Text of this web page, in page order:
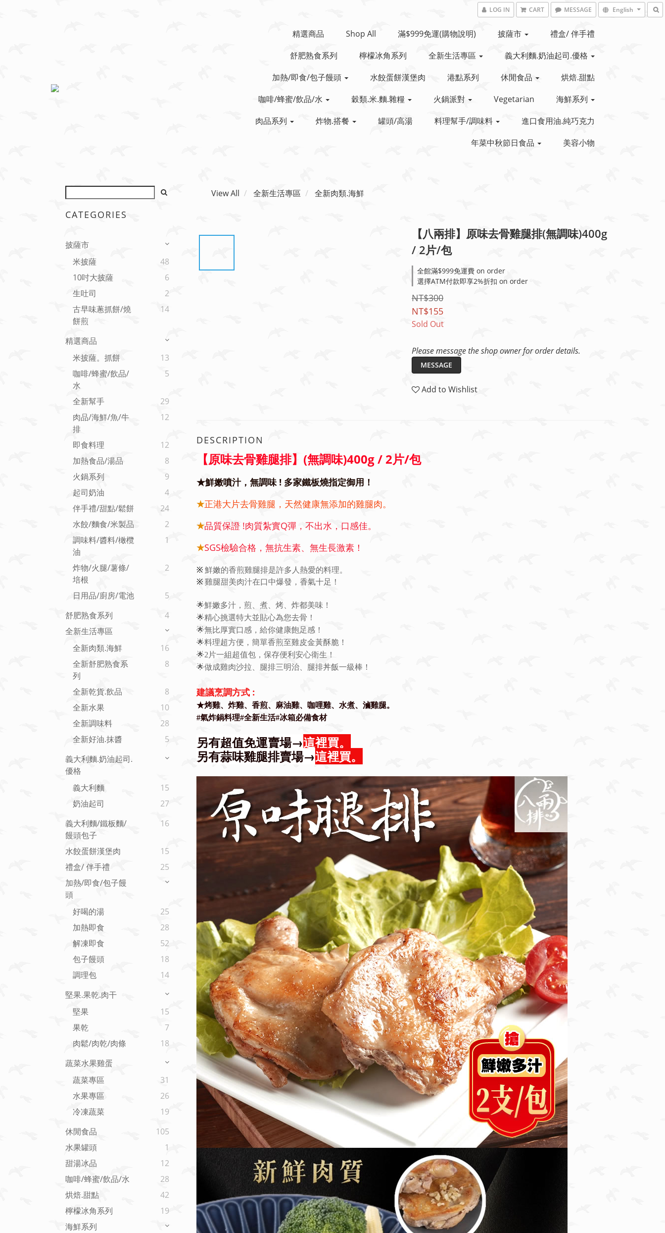
LOG IN CART MESSAGE English
精選商品 Shop All 滿$999免運(購物說明) 披薩市
禮盒/ 伴手禮
舒肥熟食系列
檸檬冰角系列 全新生活專區
義大利麵.奶油起司.優格
加熱/即食/包子饅頭
水餃蛋餅漢堡肉 港點系列 休閒食品
烘焙.甜點
咖啡/蜂蜜/飲品/水
穀類.米.麵.雜糧 火鍋派對 Vegetarian
海鮮系列
肉品系列
炸物.搭餐 罐頭/高湯 料理幫手/調味料
進口食用油.純巧克力
年菜中秋節日食品
美容小物
CATEGORIES
披薩市
米披薩
48
10吋大披薩
6
生吐司
2
古早味蔥抓餅/燒
餅煎
14
精選商品
米披薩。抓餅
13
咖啡/蜂蜜/飲品/
水
5
全新幫手
29
肉品/海鮮/魚/牛
排
12
即食料理
12
加熱食品/湯品
8
火鍋系列
9
起司奶油
4
伴手禮/甜點/鬆餅
24
水餃/麵食/米製品
2
調味料/醬料/橄欖
油
1
炸物/火腿/薯條/
培根
2
日用品/廚房/電池
5
舒肥熟食系列
4
全新生活專區
全新肉類.海鮮
16
全新舒肥熟食系
列
8
全新乾貨.飲品
8
全新水果
10
全新調味料
28
全新好油.抹醬
5
義大利麵.奶油起司.
優格
義大利麵
15
奶油起司
27
義大利麵/鐵板麵/
饅頭包子
16
水餃蛋餅漢堡肉
15
禮盒/ 伴手禮
25
加熱/即食/包子饅
頭
好喝的湯
25
加熱即食
28
解凍即食
52
包子饅頭
18
調理包
14
堅果.果乾.肉干
堅果
15
果乾
7
肉鬆/肉乾/肉條
18
蔬菜水果雞蛋
蔬菜專區
31
水果專區
26
冷凍蔬菜
19
休閒食品
105
水果罐頭
1
甜湯冰品
12
咖啡/蜂蜜/飲品/水
28
烘焙.甜點
42
檸檬冰角系列
19
海鮮系列
View All 全新生活專區 全新肉類.海鮮
【八兩排】原味去骨雞腿排(無調味)400g
/ 2片/包
全館滿$999免運費 on order
選擇ATM付款即享2%折扣 on order
NT$300
NT$155
Sold Out
Please message the shop owner for order details.
MESSAGE
Add to Wishlist
DESCRIPTION
【原味去骨雞腿排】(無調味)400g / 2片/包
★鮮嫩噴汁，無調味 ! 多家鐵板燒指定御用！
★正港大片去骨雞腿，天然健康無添加的雞腿肉。
★品質保證 !肉質紮實Q彈，不出水，口感佳。
★SGS檢驗合格，無抗生素、無生長激素！
※ 鮮嫩的香煎雞腿排是許多人熱愛的料理。
※ 雞腿甜美肉汁在口中爆發，香氣十足！
🌟鮮嫩多汁，煎、煮、烤、炸都美味！
🌟精心挑選特大並貼心為您去骨 ！
🌟無比厚實口感，給你健康飽足感 ！
🌟料理超方便，簡單香煎至雞皮金黃酥脆！
🌟2片一組超值包，保存便利安心衛生 ！
🌟做成雞肉沙拉、腿排三明治、腿排丼飯一級棒！
建議烹調方式 :
★烤雞、炸雞、香煎、麻油雞、咖哩雞、水煮、滷雞腿。
#氣炸鍋料理#全新生活#冰箱必備食材
另有超值免運賣場→這裡買。
另有蒜味雞腿排賣場→這裡買。